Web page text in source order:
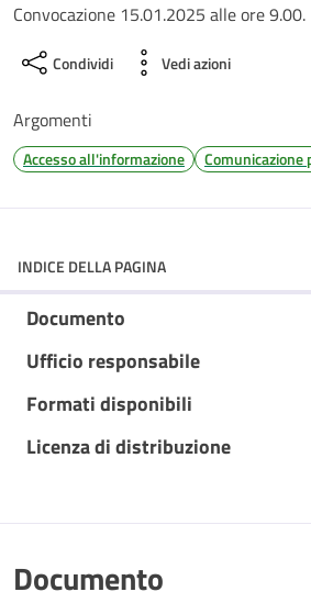
Convocazione 15.01.2025 alle ore 9.00.
Condividi Vedi azioni
Argomenti
Accesso all'informazione Comunicazione
INDICE DELLA PAGINA
Documento
Ufficio responsabile
Formati disponibili
Licenza di distribuzione
Documento